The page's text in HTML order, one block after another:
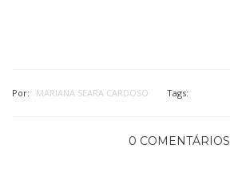
Por: MARIANA SEARA CARDOSO Tags:
0 COMENTÁRIOS